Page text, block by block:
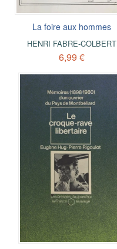
La foire aux hommes
HENRI FABRE-COLBERT
6,99 €